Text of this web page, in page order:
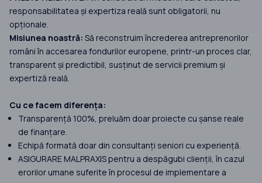
responsabilitatea și expertiza reală sunt obligatorii, nu
opționale.
Misiunea noastră: Să reconstruim încrederea antreprenorilor
români în accesarea fondurilor europene, printr-un proces clar,
transparent și predictibil, susținut de servicii premium și
expertiză reală.
Cu ce facem diferența:
Transparență 100%, preluăm doar proiecte cu șanse reale
de finanțare.
Echipă formată doar din consultanți seniori cu experiență.
ASIGURARE MALPRAXIS pentru a despăgubi clienții, în cazul
erorilor umane suferite în procesul de implementare a